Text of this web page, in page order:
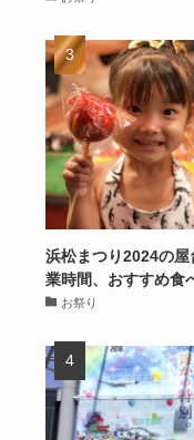
浜松まつり2024の
業時間、おすすめ食
お祭り